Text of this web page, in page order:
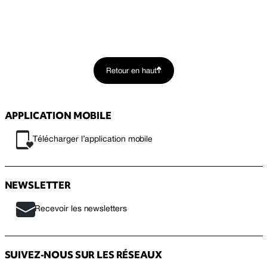
Retour en haut
APPLICATION MOBILE
Télécharger l’application mobile
NEWSLETTER
Recevoir les newsletters
SUIVEZ-NOUS SUR LES RÉSEAUX